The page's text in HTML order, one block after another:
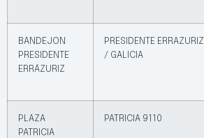
BANDEJON
PRESIDENTE
ERRÁZURIZ
PRESIDENTE ERRAZURIZ
/ GALICIA
PLAZA
PATRICIA
PATRICIA 9110